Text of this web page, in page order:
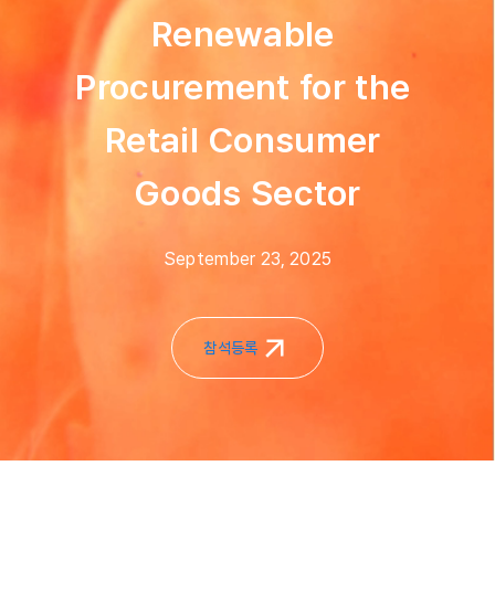
Renewable
Procurement for the
Retail Consumer
Goods Sector
September 23, 2025
참석등록